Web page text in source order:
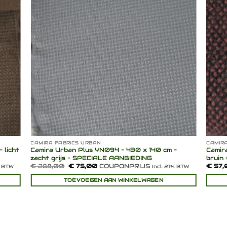
licht
BTW
verlanglijst
CAMIRA FABRICS URBAN
Camira Urban Plus YN094 – 430 x 140 cm –
zacht grijs – SPECIALE AANBIEDING
€288,00 Oorspronkelijke
was:
€ 288,00.
€ 75,00Huidige
is:
€ 75,00.
COUPONPRIJSIncl. 21% BTW
TOEVOEGEN AAN WINKELWAGEN
Camira
bruin
€